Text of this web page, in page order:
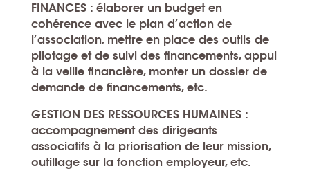
FINANCES : élaborer un budget en
cohérence avec le plan d’action de
l’association, mettre en place des outils de
pilotage et de suivi des financements, appui
à la veille financière, monter un dossier de
demande de financements, etc.
GESTION DES RESSOURCES HUMAINES :
accompagnement des dirigeants
associatifs à la priorisation de leur mission,
outillage sur la fonction employeur, etc.